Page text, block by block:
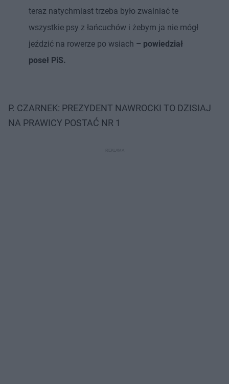
teraz natychmiast trzeba było zwalniać te
wszystkie psy z łańcuchów i żebym ja nie mógł
jeździć na rowerze po wsiach – powiedział
poseł PiS.
P. CZARNEK: PREZYDENT NAWROCKI TO DZISIAJ
NA PRAWICY POSTAĆ NR 1